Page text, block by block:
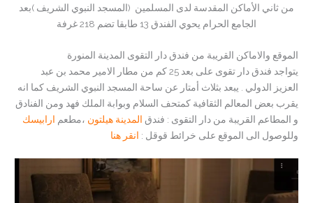
من ثاني الأماكن المقدسة لدى المسلمين (المسجد النبوي الشريف )بعد
الجامع الحرام يحوي الفندق 13 طابقا تضم 218 غرفة
الموقع والاماكن القريبة من فندق دار التقوى المدينة المنورة
يتواجد فندق دار تقوى على بعد 25 كم من مطار الامير محمد بن عبد
العزيز الدولي . يبعد بثلاث أمتار عن ساحة المسجد النبوي الشريف كما انه
يقرب بعض المعالم الثقافية كمتحف السلام وبوابة الملك فهد ومن الفنادق
و المطاعم القريبة من دار التقوى : فندق المدينة هيلتون ،مطعم ارابيسك
وللوصول الى الموقع على خرائط قوقل : انقر هنا